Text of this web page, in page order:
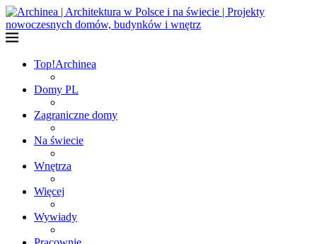
Top!Archinea
Domy PL
Zagraniczne domy
Na świecie
Wnętrza
Więcej
Wywiady